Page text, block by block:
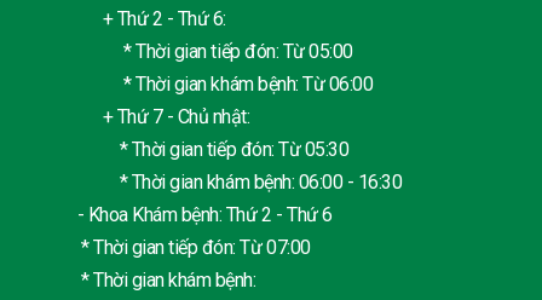
+ Thứ 2 - Thứ 6:
* Thời gian tiếp đón: Từ 05:00
* Thời gian khám bệnh: Từ 06:00
+ Thứ 7 - Chủ nhật:
* Thời gian tiếp đón: Từ 05:30
* Thời gian khám bệnh: 06:00 - 16:30
- Khoa Khám bệnh: Thứ 2 - Thứ 6
* Thời gian tiếp đón: Từ 07:00
* Thời gian khám bệnh: